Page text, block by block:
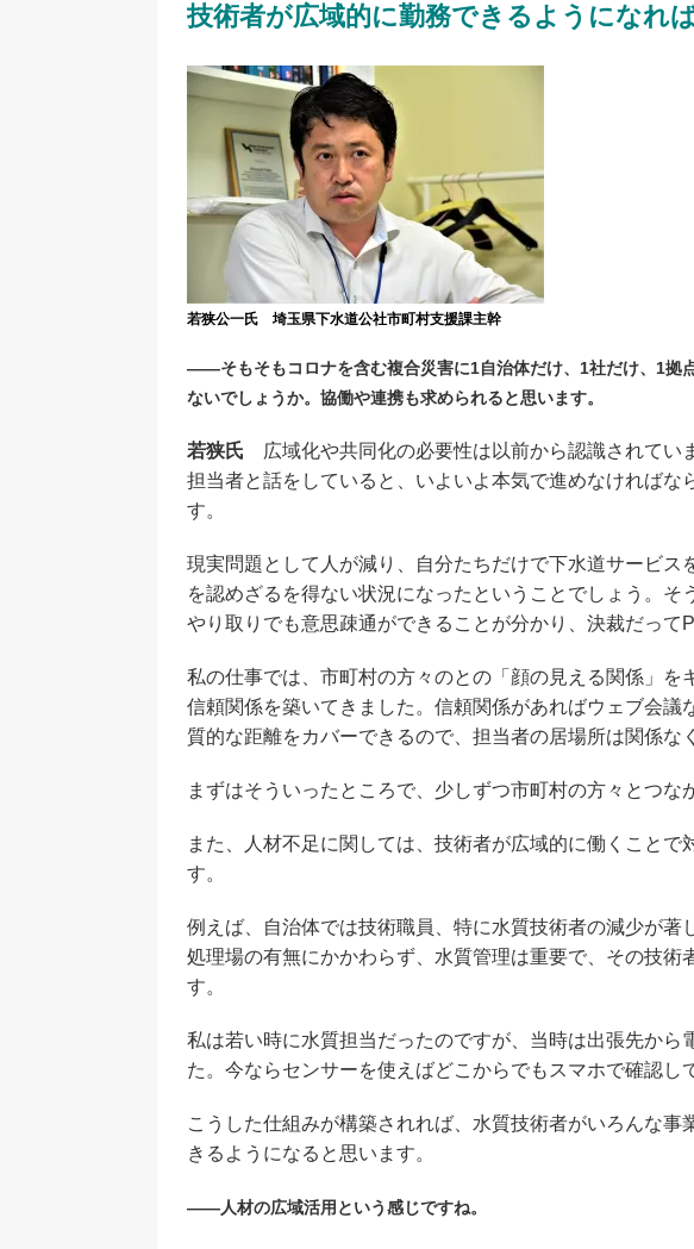
技術者が広域的に勤務できるようになれ
若狭公一氏 埼玉県下水道公社市町村支援課主幹
――そもそもコロナを含む複合災害に1自治体だけ、1社だけ、1拠
ないでしょうか。協働や連携も求められると思います。
若狭氏 広域化や共同化の必要性は以前から認識されてい
担当者と話をしていると、いよいよ本気で進めなければな
す。
現実問題として人が減り、自分たちだけで下水道サービス
を認めざるを得ない状況になったということでしょう。そ
やり取りでも意思疎通ができることが分かり、決裁だって
私の仕事では、市町村の方々のとの「顔の見える関係」を
信頼関係を築いてきました。信頼関係があればウェブ会議
質的な距離をカバーできるので、担当者の居場所は関係な
まずはそういったところで、少しずつ市町村の方々とつな
また、人材不足に関しては、技術者が広域的に働くことで
す。
例えば、自治体では技術職員、特に水質技術者の減少が著
処理場の有無にかかわらず、水質管理は重要で、その技術
す。
私は若い時に水質担当だったのですが、当時は出張先から
た。今ならセンサーを使えばどこからでもスマホで確認し
こうした仕組みが構築されれば、水質技術者がいろんな事
きるようになると思います。
――人材の広域活用という感じですね。